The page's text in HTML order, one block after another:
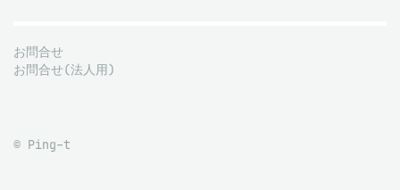
お問合せ
お問合せ(法人用)
© Ping-t